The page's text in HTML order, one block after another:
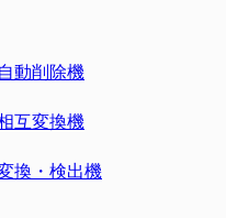
動削除機
互変換機
換・検出機